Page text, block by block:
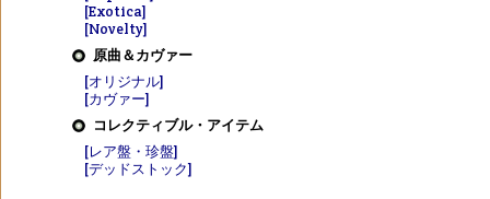
[Exotica]
[Novelty]
原曲＆カヴァー
[オリジナル]
[カヴァー]
コレクティブル・アイテム
[レア盤・珍盤]
[デッドストック]